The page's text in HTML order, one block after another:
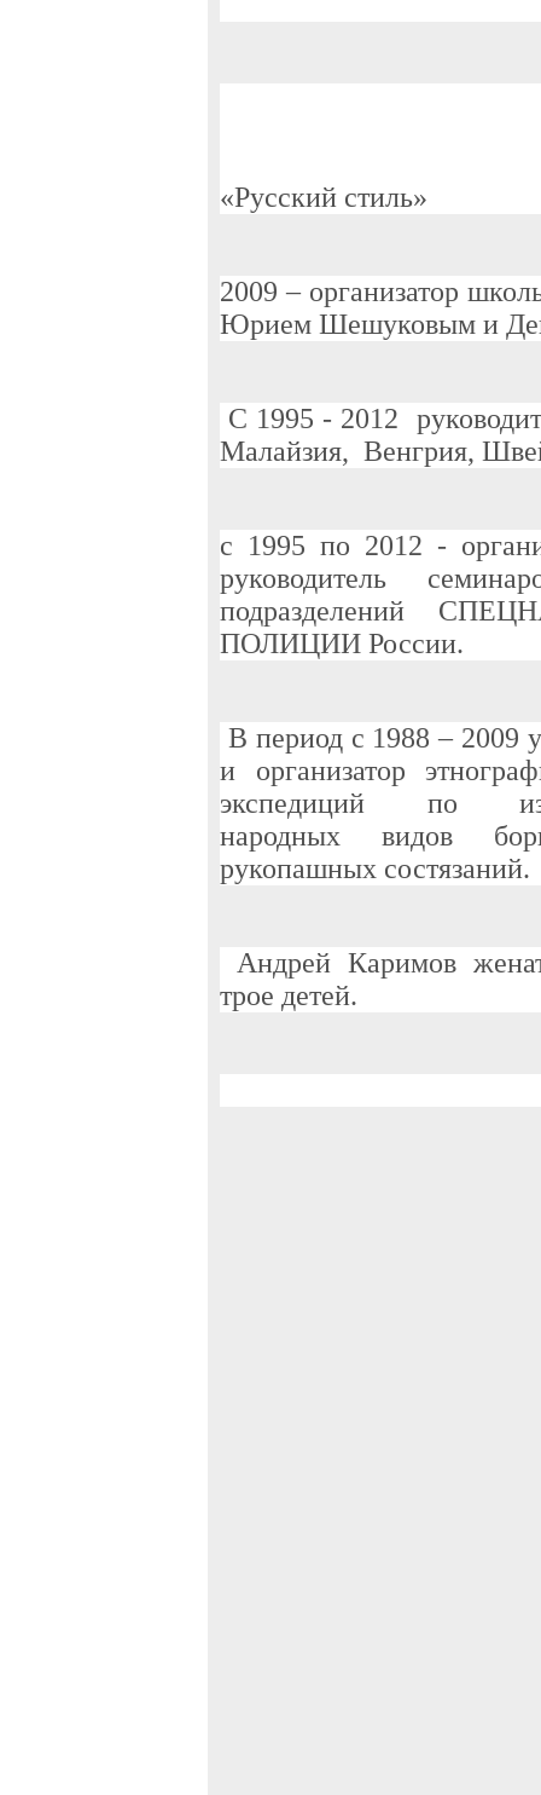
«Русский стиль»
2009 – организатор
Юрием Шешуковым и
С 1995 - 2012
Малайзия, Венгрия,
с 1995 по 2012 -
руководитель
подразделений
ПОЛИЦИИ России.
В период с 1988 – 2009
и организатор
экспедиций по
народных видов
рукопашных состязаний.
Андрей Каримов
трое детей.